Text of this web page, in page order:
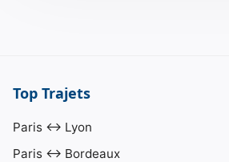
Top Trajets
Paris ↔ Lyon
Paris ↔ Bordeaux